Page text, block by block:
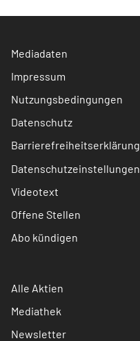
Mediadaten
Impressum
Nutzungsbedingungen
Datenschutz
Barrierefreiheitserklärung
Datenschutzeinstellungen
Videotext
Offene Stellen
Abo kündigen
Alle Aktien
Mediathek
Newsletter